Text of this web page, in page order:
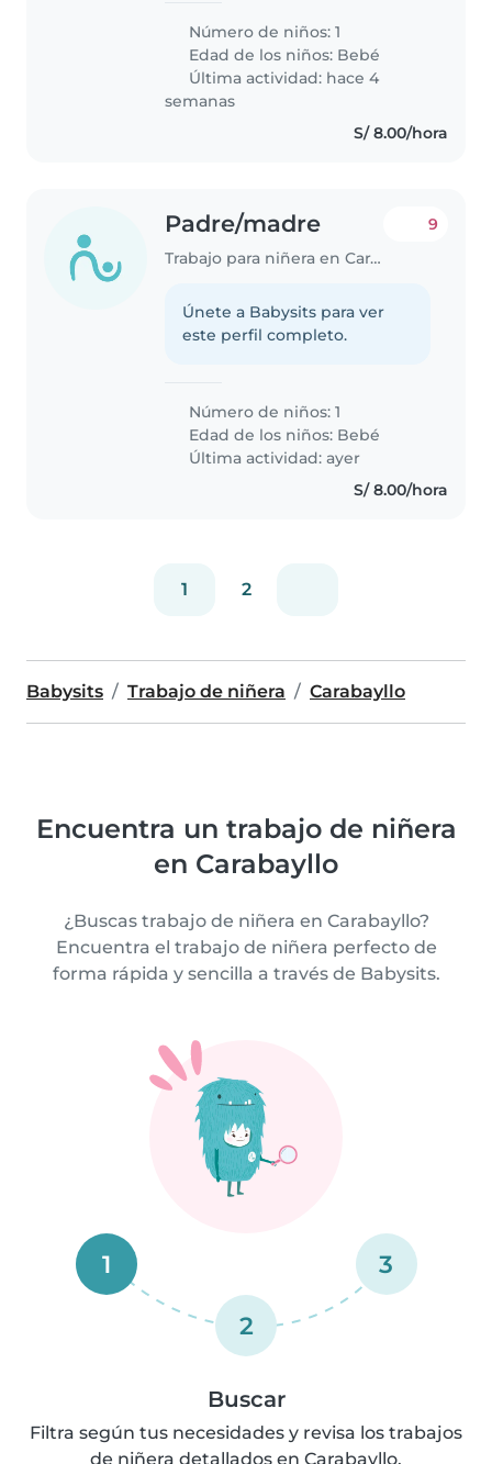
independiente, creativa y
cariñosa. Me gustaría que la
niñera se sintiera cómoda
cuidándolo en..
Número de niños: 1
Edad de los niños: Bebé
Última actividad: hace 4
semanas
S/ 8.00/hora
Padre/madre
Trabajo para niñera en Carabayllo
9
Únete a Babysits para ver
este perfil completo.
Número de niños: 1
Edad de los niños: Bebé
Última actividad: ayer
S/ 8.00/hora
1 2
Babysits Trabajo de niñera Carabayllo
Encuentra un trabajo de niñera
en Carabayllo
¿Buscas trabajo de niñera en Carabayllo?
Encuentra el trabajo de niñera perfecto de
forma rápida y sencilla a través de Babysits.
1
2
3
Buscar
Filtra según tus necesidades y revisa los trabajos
de niñera detallados en Carabayllo.